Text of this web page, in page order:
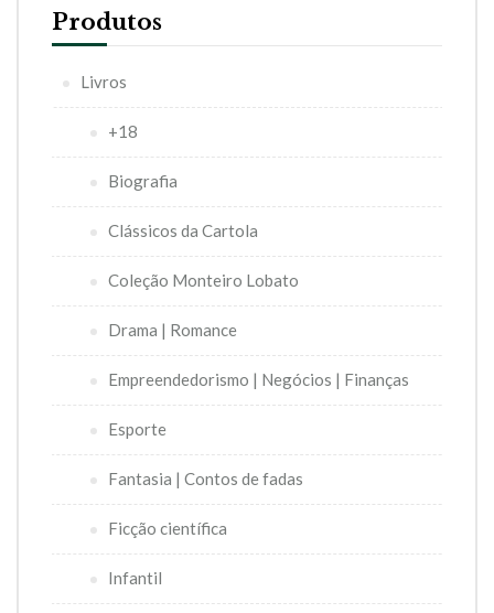
Produtos
Livros
+18
Biografia
Clássicos da Cartola
Coleção Monteiro Lobato
Drama | Romance
Empreendedorismo | Negócios | Finanças
Esporte
Fantasia | Contos de fadas
Ficção científica
Infantil